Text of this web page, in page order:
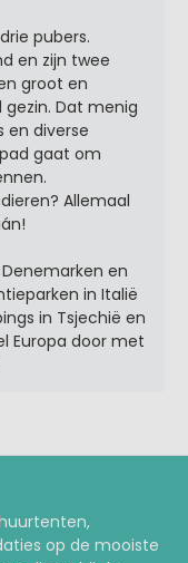
pubers.
en zijn twee
groot en
Dat menig
en diverse
gaat om
Allemaal
en
in Italië
in Tsjechië en
Europa door met
op de mooiste